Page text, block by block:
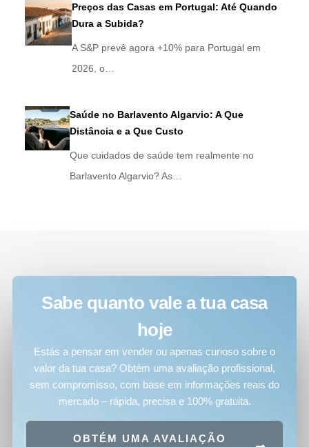
Preços das Casas em Portugal: Até Quando
Dura a Subida?
A S&P prevê agora +10% para Portugal em
2026, o…
Saúde no Barlavento Algarvio: A Que
Distância e a Que Custo
Que cuidados de saúde tem realmente no
Barlavento Algarvio? As…
Sabe quanto vale a tua casa
hoje
Estás a pensar em vender ou apenas curioso sobre o
valor da tua casa? Obtém uma avaliação profissional,
sem compromisso, com base em informações reais do
mercado – rápida, precisa e 100% gratuita.
OBTÉM UMA AVALIAÇÃO